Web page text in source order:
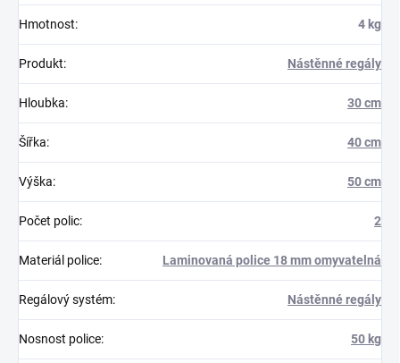
Hmotnost: 4 kg
Produkt: Nástěnné regály
Hloubka: 30 cm
Šířka: 40 cm
Výška: 50 cm
Počet polic: 2
Materiál police: Laminovaná police 18 mm omyvatelná
Regálový systém: Nástěnné regály
Nosnost police: 50 kg